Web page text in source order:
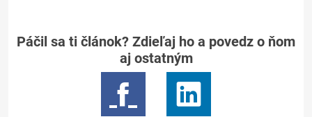
Páčil sa ti článok? Zdieľaj ho a povedz o ňom
aj ostatným